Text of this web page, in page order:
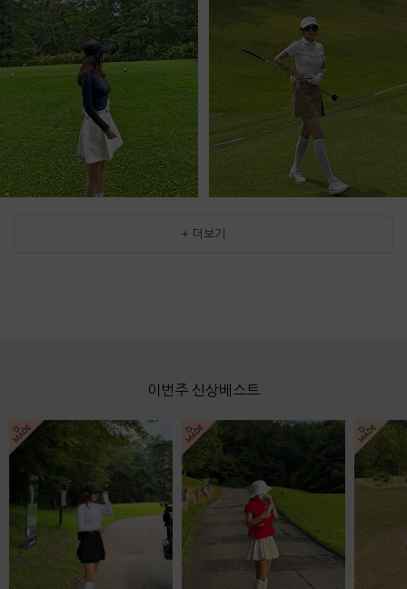
+ 더보기
이번주 신상베스트